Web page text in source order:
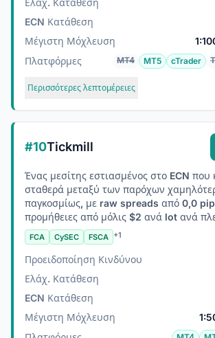
Ελάχ. Κατάθεση
ECN Κατάθεση
Μέγιστη Μόχλευση
Πλατφόρμες MT4 MT5 cTrader
Περισσότερες λεπτομέρειες
#10Tickmill
Ένας μεσίτης εστιασμένος στο ECN που
σταθερά μεταξύ των παρόχων
παγκοσμίως, με raw spreads από 0,0
προμήθειες από μόλις $2 ανά lot ανά
FCA CySEC FSCA +1
Προειδοποίηση Κινδύνου
Ελάχ. Κατάθεση
ECN Κατάθεση
Μέγιστη Μόχλευση